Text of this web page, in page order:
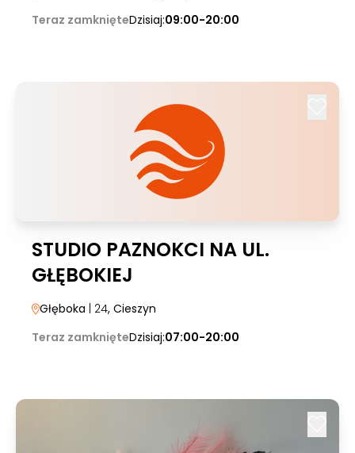
Teraz zamknięteDzisiaj:09:00-20:00
STUDIO PAZNOKCI NA UL.
GŁĘBOKIEJ
Głęboka | 24, Cieszyn
Teraz zamknięteDzisiaj:07:00-20:00